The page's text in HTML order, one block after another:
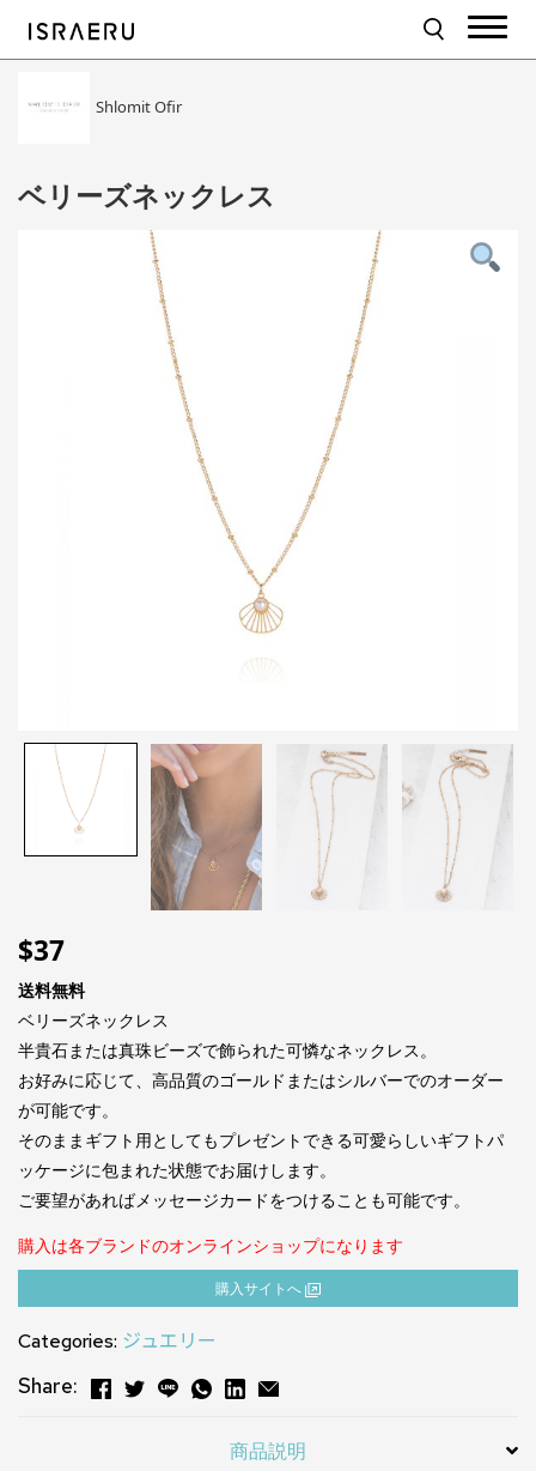
Shlomit Ofir
ベリーズネックレス
$37
送料無料
ベリーズネックレス
半貴石または真珠ビーズで飾られた可憐なネックレス。
お好みに応じて、高品質のゴールドまたはシルバーでのオーダー
が可能です。
そのままギフト用としてもプレゼントできる可愛らしいギフトパ
ッケージに包まれた状態でお届けします。
ご要望があればメッセージカードをつけることも可能です。
購入は各ブランドのオンラインショップになります
購⼊サイトへ
Categories: ジュエリー
Share:
商品説明